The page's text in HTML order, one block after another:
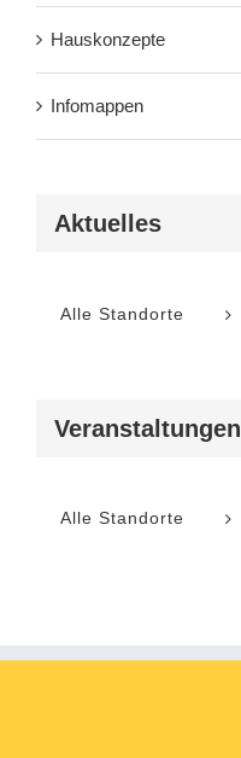
Hauskonzepte
Infomappen
Aktuelles
Alle Standorte
Veranstaltungen
Alle Standorte